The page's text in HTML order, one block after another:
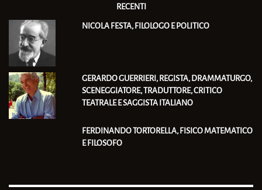
RECENTI
NICOLA FESTA, FILOLOGO E POLITICO
GERARDO GUERRIERI, REGISTA, DRAMMATURGO,
SCENEGGIATORE, TRADUTTORE, CRITICO
TEATRALE E SAGGISTA ITALIANO
FERDINANDO TORTORELLA, FISICO MATEMATICO
E FILOSOFO